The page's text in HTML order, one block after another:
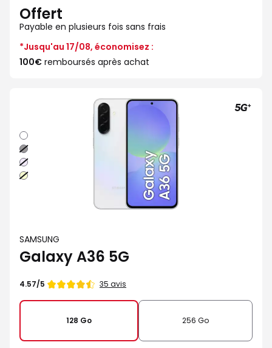
Offert
Payable en plusieurs fois sans frais
*Jusqu'au 17/08, économisez :
100€ remboursés après achat
Blanc
Noir
Lavande
Lime
SAMSUNG
Galaxy A36 5G
Note
4.57/5 35 avis
128 Go 256 Go